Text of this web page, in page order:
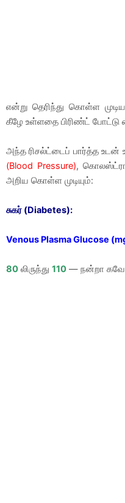
என்று தெரிந்து கொள்ள
கீழே உள்ளதை பிரிண்ட்
அந்த ரிசல்ட்டைப் பார்த்த உடன்
(Blood Pressure),
அறிய கொள்ள முடியும்:
சுகர் (Diabetes):
Venous Plasma Glucose
80 லிருந்து 110 — நன்றா கவே